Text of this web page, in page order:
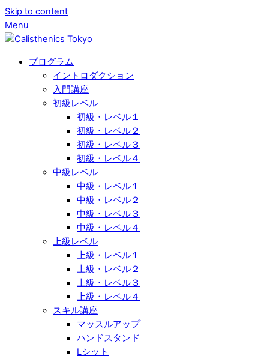
Skip to content
Menu
プログラム
イントロダクション
入門講座
初級レベル
初級・レベル１
初級・レベル２
初級・レベル３
初級・レベル４
中級レベル
中級・レベル１
中級・レベル２
中級・レベル３
中級・レベル４
上級レベル
上級・レベル１
上級・レベル２
上級・レベル３
上級・レベル４
スキル講座
マッスルアップ
ハンドスタンド
Lシット